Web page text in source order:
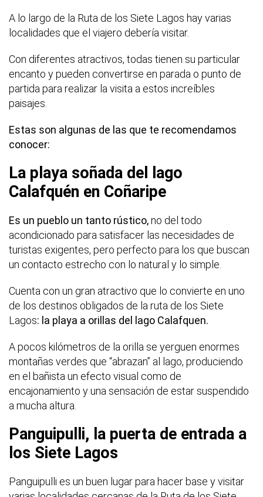
A lo largo de la Ruta de los Siete Lagos hay varias
localidades que el viajero debería visitar.
Con diferentes atractivos, todas tienen su particular
encanto y pueden convertirse en parada o punto de
partida para realizar la visita a estos increíbles
paisajes.
Estas son algunas de las que te recomendamos
conocer:
La playa soñada del lago
Calafquén en Coñaripe
Es un pueblo un tanto rústico,no del todo
acondicionado para satisfacer las necesidades de
turistas exigentes, pero perfecto para los que buscan
un contacto estrecho con lo natural y lo simple.
Cuenta con un gran atractivo que lo convierte en uno
de los destinos obligados de la ruta de los Siete
Lagos: la playa a orillas del lago Calafquen.
A pocos kilómetros de la orilla se yerguen enormes
montañas verdes que “abrazan” al lago, produciendo
en el bañista un efecto visual como de
encajonamiento y una sensación de estar suspendido
a mucha altura.
Panguipulli, la puerta de entrada a
los Siete Lagos
Panguipulli es un buen lugar para hacer base y visitar